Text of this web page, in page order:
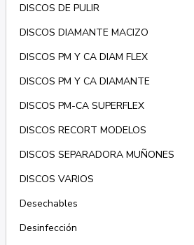
DISCOS DE PULIR
DISCOS DIAMANTE MACIZO
DISCOS PM Y CA DIAM FLEX
DISCOS PM Y CA DIAMANTE
DISCOS PM-CA SUPERFLEX
DISCOS RECORT MODELOS
DISCOS SEPARADORA MUÑONES
DISCOS VARIOS
Desechables
Desinfección